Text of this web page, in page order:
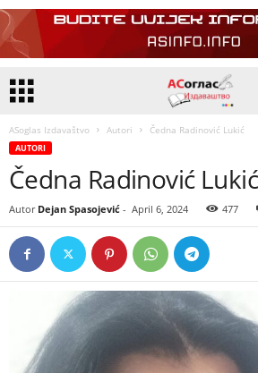
ASoglas Izdavaštvo Autori Čedna Radinović Lukić
AUTORI
Čedna Radinović Lukić
Autor Dejan Spasojević - April 6, 2024 477